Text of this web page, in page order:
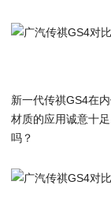
新一代传祺GS4在
材质的应用诚意十
吗？